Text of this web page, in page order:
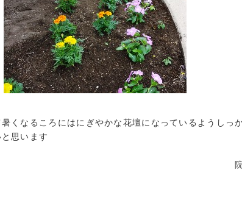
くなるころにはにぎやかな花壇になっているようしっ
思います